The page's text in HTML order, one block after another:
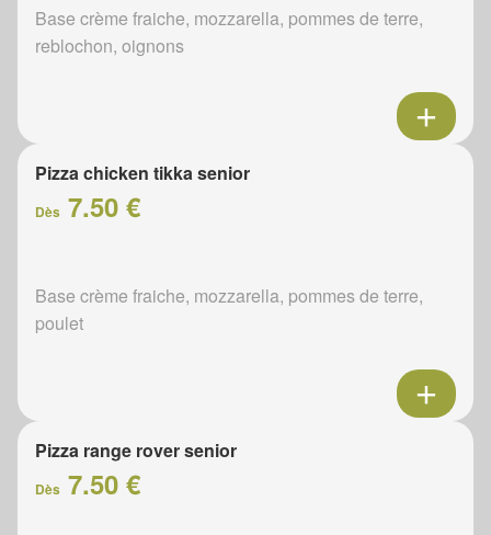
Base crème fraiche, mozzarella, pommes de terre,
reblochon, oignons
Pizza chicken tikka senior
Dès 7.50 €
Base crème fraiche, mozzarella, pommes de terre,
poulet
Pizza range rover senior
Dès 7.50 €